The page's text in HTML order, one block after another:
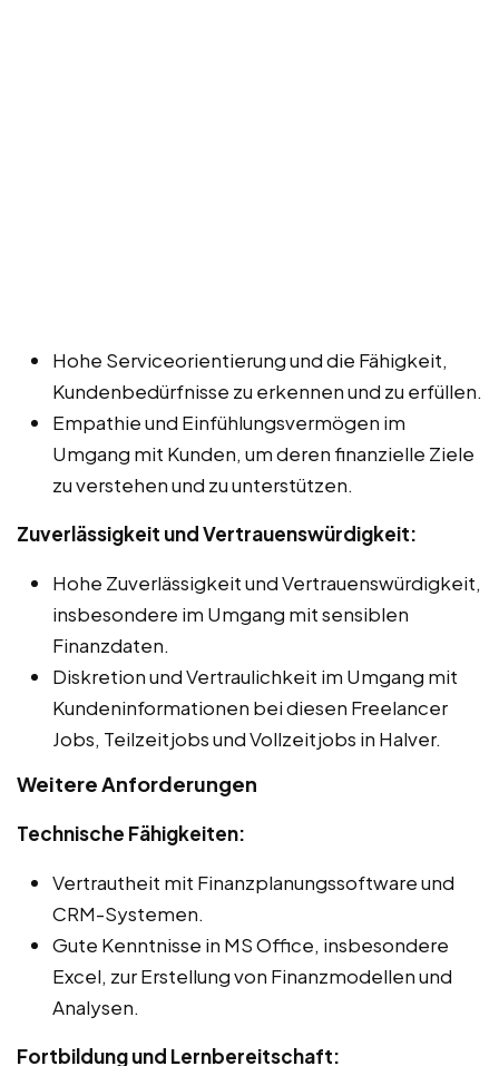
Hohe Serviceorientierung und die Fähigkeit,
Kundenbedürfnisse zu erkennen und zu erfüllen.
Empathie und Einfühlungsvermögen im
Umgang mit Kunden, um deren finanzielle Ziele
zu verstehen und zu unterstützen.
Zuverlässigkeit und Vertrauenswürdigkeit:
Hohe Zuverlässigkeit und Vertrauenswürdigkeit,
insbesondere im Umgang mit sensiblen
Finanzdaten.
Diskretion und Vertraulichkeit im Umgang mit
Kundeninformationen bei diesen Freelancer
Jobs, Teilzeitjobs und Vollzeitjobs in Halver.
Weitere Anforderungen
Technische Fähigkeiten:
Vertrautheit mit Finanzplanungssoftware und
CRM-Systemen.
Gute Kenntnisse in MS Office, insbesondere
Excel, zur Erstellung von Finanzmodellen und
Analysen.
Fortbildung und Lernbereitschaft: